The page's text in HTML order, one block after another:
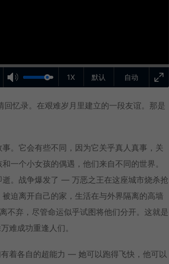
自动
1X 默认
忆录。在艰难岁月里建立的一段友谊。那是
。它会有些不同，因为它关乎真人真事，关
一个小女孩的偶遇，他们来自不同的世界。
。战争爆发了 — 万恶之王在这座城市烧杀抢
迫离开自己的家，生活在与外界隔离的高墙
弃，尽管命运似乎试图将他们分开。这就是
难成功重逢人们。
着各自的超能力 — 她可以跑得飞快，他可以